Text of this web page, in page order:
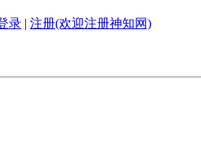
录 | 注册(欢迎注册神知网)